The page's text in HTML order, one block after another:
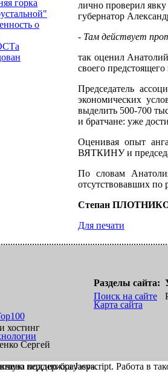
горка
о
лично проверил
губернатор
- Там действует
так оценил
своего
Председатель
экономических
выделить 500-700
и братчане: уже
Оценивая опыт
ВЯТКИНУ и
По словам
отсутствовавших
Степан
Для печати
хостинг
Сергей
Разделы сайта:
Поиск на сайте
Карта сайта
поддержка Jasvscript. Работа в
версию браузера.